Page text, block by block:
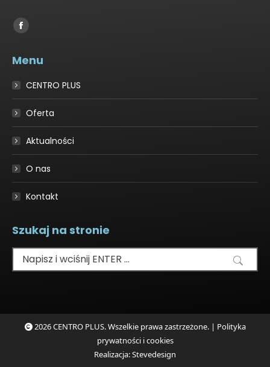
Find us on:
Facebook
opens
in
window
Menu
CENTRO PLUS
Oferta
Aktualności
O nas
Kontakt
Szukaj na stronie
Szukaj:
2026 CENTRO PLUS. Wszelkie prawa zastrzeżone. | Polityka
prywatności i cookies
Realizacja:Stevedesign